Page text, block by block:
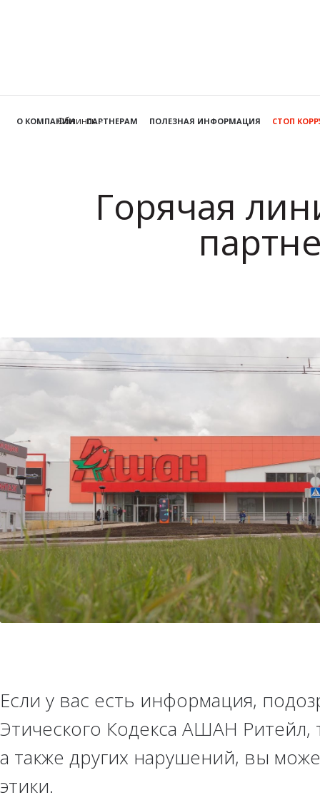
Обнинск
О КОМПАНИИ ПАРТНЕРАМ ПОЛЕЗНАЯ ИНФОРМАЦИЯ СТОП
Горячая
Если у вас есть информация,
Этического Кодекса АШАН Ритейл,
а также других нарушений, вы
этики.